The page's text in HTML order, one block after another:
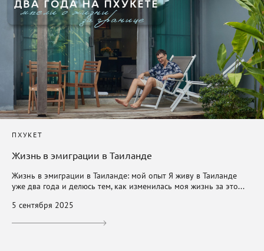
ПХУКЕТ
Жизнь в эмиграции в Таиланде
Жизнь в эмиграции в Таиланде: мой опыт Я живу в Таиланде
уже два года и делюсь тем, как изменилась моя жизнь за это...
5 сентября 2025